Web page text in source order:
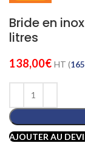
Bride en
litres
138,00€ HT (
AJOUTER AU